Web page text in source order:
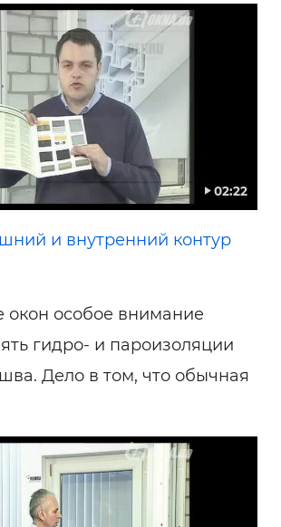
02:22
и внутренний контур
особое внимание
гидро- и пароизоляции
Дело в том, что обычная